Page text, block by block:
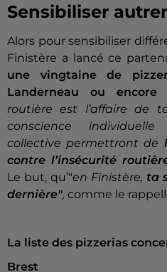
Sensibiliser
Alors pour sensibiliser
Finistère a lancé ce
une vingtaine de
Landerneau ou encore
routière est l’affaire de
conscience
collective permettront de
contre l’insécurité
Le but, qu’"en Finistère, ta
dernière", comme le
La liste des pizzerias
Brest